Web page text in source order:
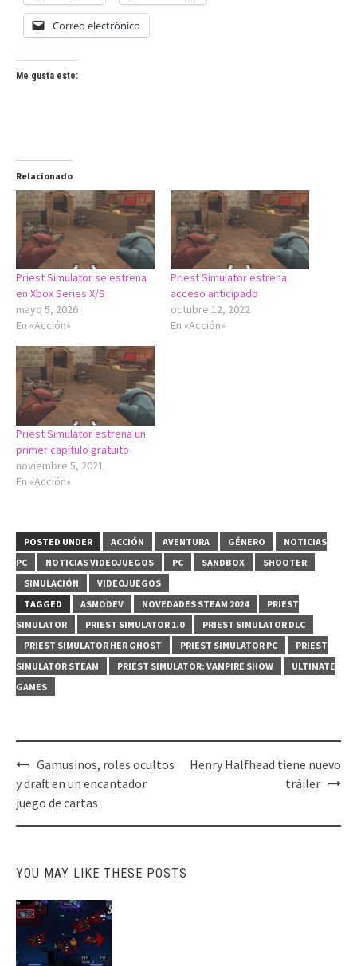
Correo electrónico
Me gusta esto:
Relacionado
Priest Simulator se estrena
en Xbox Series X/S
mayo 5, 2026
En «Acción»
Priest Simulator estrena
acceso anticipado
octubre 12, 2022
En «Acción»
Priest Simulator estrena un
primer capítulo gratuito
noviembre 5, 2021
En «Acción»
POSTED UNDER ACCIÓN AVENTURA GÉNERO
NOTICIAS
PC
NOTICIAS VIDEOJUEGOS PC SANDBOX
SHOOTER
SIMULACIÓN
VIDEOJUEGOS
TAGGED
ASMODEV NOVEDADES STEAM 2024
PRIEST
SIMULATOR
PRIEST SIMULATOR 1.0
PRIEST SIMULATOR DLC
PRIEST SIMULATOR HER GHOST
PRIEST SIMULATOR PC
PRIEST
SIMULATOR STEAM
PRIEST SIMULATOR: VAMPIRE SHOW
ULTIMATE
GAMES
Post
navigation
Gamusinos, roles ocultos
y draft en un encantador
juego de cartas
Henry Halfhead tiene nuevo
tráiler
YOU MAY LIKE THESE POSTS